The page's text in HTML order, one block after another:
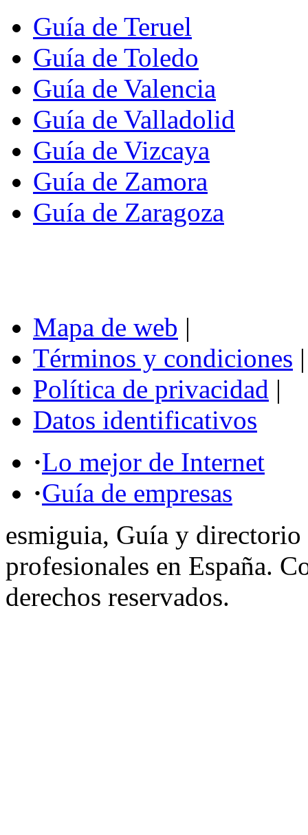
Guía de Teruel
Guía de Toledo
Guía de Valencia
Guía de Valladolid
Guía de Vizcaya
Guía de Zamora
Guía de Zaragoza
Mapa de web |
Términos y condiciones |
Política de privacidad |
Datos identificativos
·Lo mejor de Internet
·Guía de empresas
esmiguia, Guía y directorio
profesionales en España.
derechos reservados.